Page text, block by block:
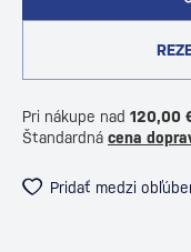
Pri nákupe nad 120,00
Štandardná cena
Pridať medzi